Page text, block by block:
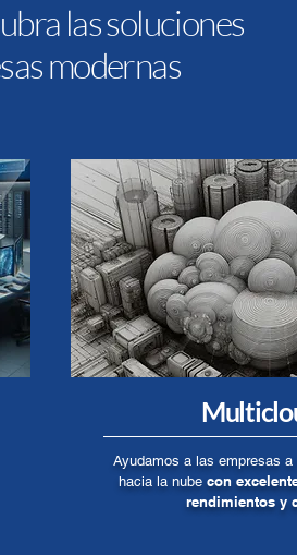
las soluciones
modernas
Ayudamos a las empresas
hacia la nube con
rendimientos y